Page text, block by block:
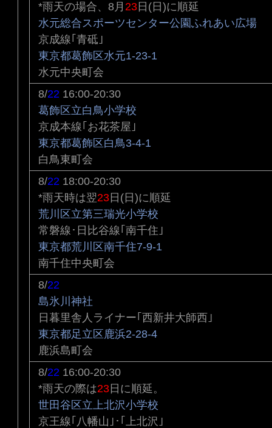
*雨天の場合、8月 23 日(日)に順延
水元総合スポーツセンター公園ふれあい広場
京成線｢青砥｣
東京都葛飾区水元1-23-1
水元中央町会
8/22 16:00-20:30
葛飾区立白鳥小学校
京成本線｢お花茶屋｣
東京都葛飾区白鳥3-4-1
白鳥東町会
8/22 18:00-20:30
*雨天時は翌23 日(日)に順延
荒川区立第三瑞光小学校
常磐線･日比谷線｢南千住｣
東京都荒川区南千住7-9-1
南千住中央町会
8/22
島氷川神社
日暮里舎人ライナー｢西新井大師西｣
東京都足立区鹿浜2-28-4
鹿浜島町会
8/22 16:00-20:30
*雨天の際は23 日に順延。
世田谷区立上北沢小学校
京王線｢八幡山｣･｢上北沢｣